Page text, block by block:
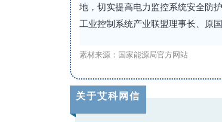
地，切实提高电力监控系统安全防
工业控制系统产业联盟理事长、原
素材来源：国家能源局官方网站
关于艾科网信